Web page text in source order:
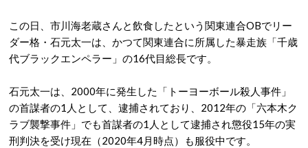
この日、市川海老蔵さんと飲食したという関東連合OBでリー
ダー格・石元太一は、かつて関東連合に所属した暴走族「千歳
代ブラックエンペラー」の16代目総長です。
石元太一は、2000年に発生した「トーヨーボール殺人事件」
の首謀者の1人として、逮捕されており、2012年の「六本木ク
ラブ襲撃事件」でも首謀者の1人として逮捕され懲役15年の実
刑判決を受け現在（2020年4月時点）も服役中です。